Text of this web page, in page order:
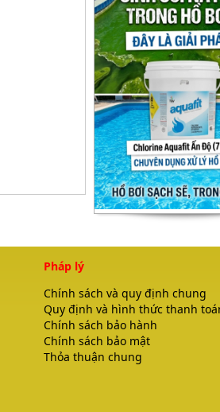
Pháp lý
Chính sách và quy định chung
Quy định và hình thức thanh
Chính sách bảo hành
Chính sách bảo mật
Thỏa thuận chung